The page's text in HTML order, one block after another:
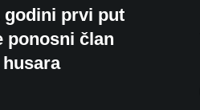
godini prvi put
ponosni član